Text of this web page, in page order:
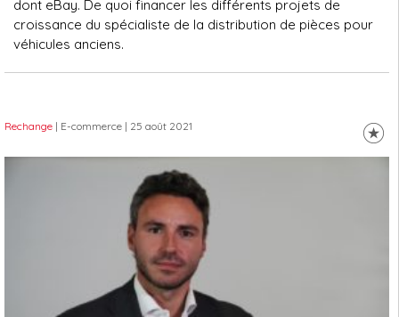
dont eBay. De quoi financer les différents projets de
croissance du spécialiste de la distribution de pièces pour
véhicules anciens.
Rechange | E-commerce | 25 août 2021